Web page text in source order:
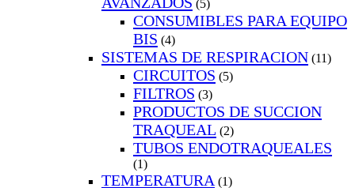
(5)
CONSUMIBLES PARA EQUIPO
BIS (4)
SISTEMAS DE RESPIRACION (11)
CIRCUITOS (5)
FILTROS (3)
PRODUCTOS DE SUCCION
TRAQUEAL (2)
TUBOS ENDOTRAQUEALES
(1)
TEMPERATURA (1)